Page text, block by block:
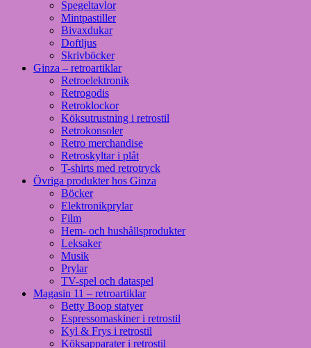
Spegeltavlor
Mintpastiller
Bivaxdukar
Doftljus
Skrivböcker
Ginza – retroartiklar
Retroelektronik
Retrogodis
Retroklockor
Köksutrustning i retrostil
Retrokonsoler
Retro merchandise
Retroskyltar i plåt
T-shirts med retrotryck
Övriga produkter hos Ginza
Böcker
Elektronikprylar
Film
Hem- och hushållsprodukter
Leksaker
Musik
Prylar
TV-spel och dataspel
Magasin 11 – retroartiklar
Betty Boop statyer
Espressomaskiner i retrostil
Kyl & Frys i retrostil
Köksapparater i retrostil